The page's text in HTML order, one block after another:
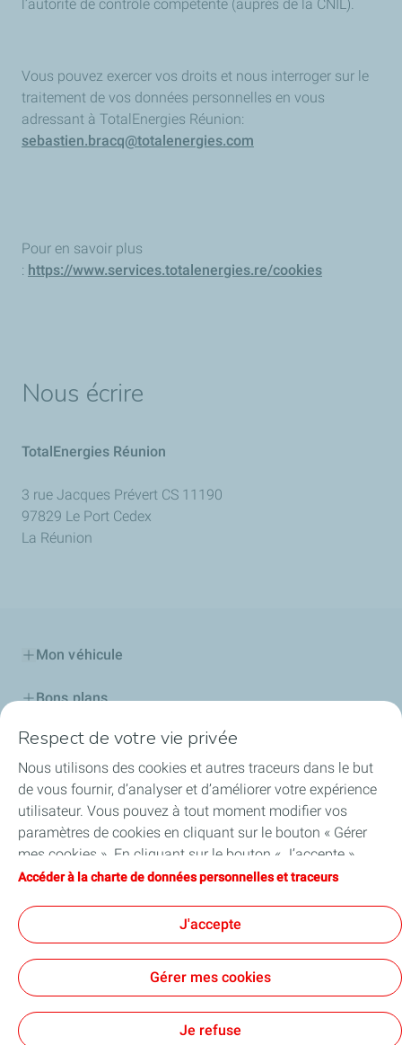
l’autorité de contrôle compétente (auprès de la CNIL).
Vous pouvez exercer vos droits et nous interroger sur le
traitement de vos données personnelles en vous
adressant à TotalEnergies Réunion:
sebastien.bracq@totalenergies.com
Pour en savoir plus
: https://www.services.totalenergies.re/cookies
Nous écrire
TotalEnergies Réunion
3 rue Jacques Prévert CS 11190
97829 Le Port Cedex
La Réunion
Mon véhicule
Bons plans
Mes stations
Nos cartes
Professionnels
TotalEnergies Réunion
Accessibilité : partiellement conforme
Respect de votre vie privée
Nous utilisons des cookies et autres traceurs dans le but
de vous fournir, d’analyser et d’améliorer votre expérience
utilisateur. Vous pouvez à tout moment modifier vos
paramètres de cookies en cliquant sur le bouton « Gérer
mes cookies ». En cliquant sur le bouton « J’accepte »,
vous acceptez le dépôt de l’ensemble des cookies. Dans le
techniques nécessaires au bon fonctionnement du site
seront utilisés. Pour plus d’informations, vous pouvez
consulter la page « Charte de données personnelles et
traceurs ».
Accéder à la charte de données personnelles et traceurs
J'accepte
Gérer mes cookies
Je refuse